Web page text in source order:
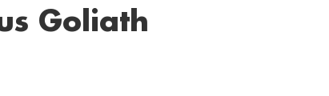
Goliath